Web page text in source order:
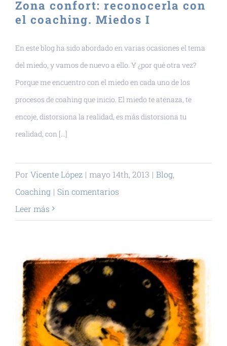
Zona confort: reconocerla con
el coaching. Miedos I
En este blog ha sido abordado en varias ocasiones el tema
del miedo, y vamos de nuevo a ello. Y ¿por qué otra vez?
Porque me encuentro con el miedo en cada uno de los
procesos de coahing que inicio. El miedo te atenaza, te
encoje, distorsiona la realidad, es más distorsiona tu
realidad, con [...]
Por Vicente López | mayo 14th, 2013 | Blog,
Coaching | Sin comentarios
Leer más